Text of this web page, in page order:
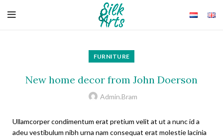
FURNITURE
New home decor from John Doerson
Admin.bram
Ullamcorper condimentum erat pretium velit at ut a nunc id a
adeu vestibulum nibh urna nam consequat erat molestie lacinia